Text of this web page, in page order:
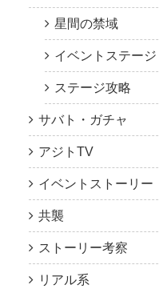
星間の禁域
イベントステージ
ステージ攻略
サバト・ガチャ
アジトTV
イベントストーリー
共襲
ストーリー考察
リアル系